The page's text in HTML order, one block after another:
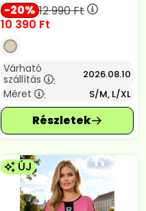
20 12 990Ft
10 390 Ft
Várható
szállítás
: 2026.08.10
Méret : S/M, L/XL
ÚJ